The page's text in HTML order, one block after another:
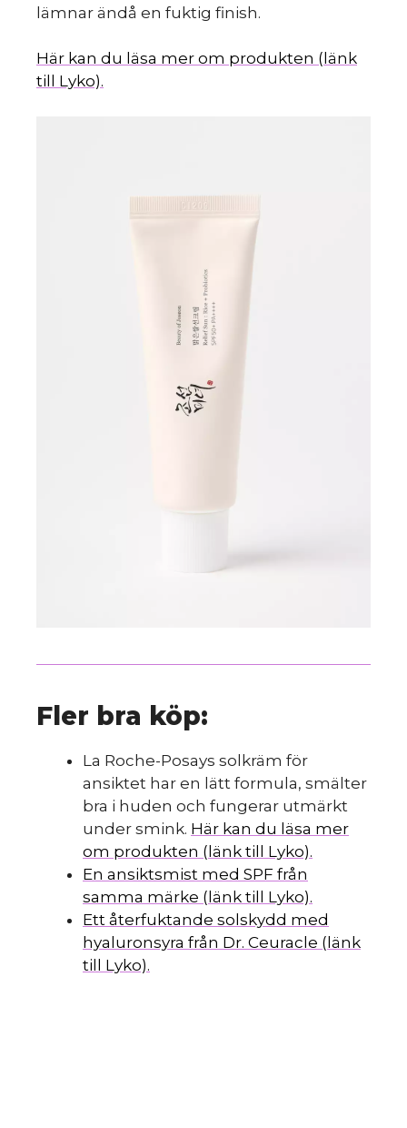
lämnar ändå en fuktig finish.
Här kan du läsa mer om produkten (länk
till Lyko).
Fler bra köp:
La Roche-Posays solkräm för
ansiktet har en lätt formula, smälter
bra i huden och fungerar utmärkt
under smink. Här kan du läsa mer
om produkten (länk till Lyko).
En ansiktsmist med SPF från
samma märke (länk till Lyko).
Ett återfuktande solskydd med
hyaluronsyra från Dr. Ceuracle (länk
till Lyko).